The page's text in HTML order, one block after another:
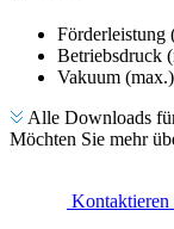
Förderleistung
Betriebsdruck
Vakuum
Alle Downloads
Möchten Sie mehr
Kontaktieren